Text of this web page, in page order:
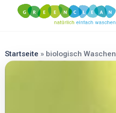
content
Startseite » biologisch Waschen